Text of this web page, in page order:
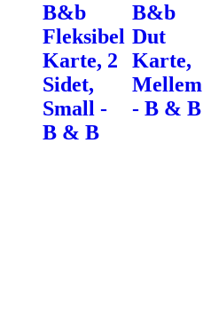
B&b
Fleksibel
Karte, 2
Sidet,
Small -
B & B
B&b
Dut
Karte,
Mellem
- B & B